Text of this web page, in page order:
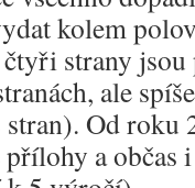
kolem
strany
ale
Od roku
a